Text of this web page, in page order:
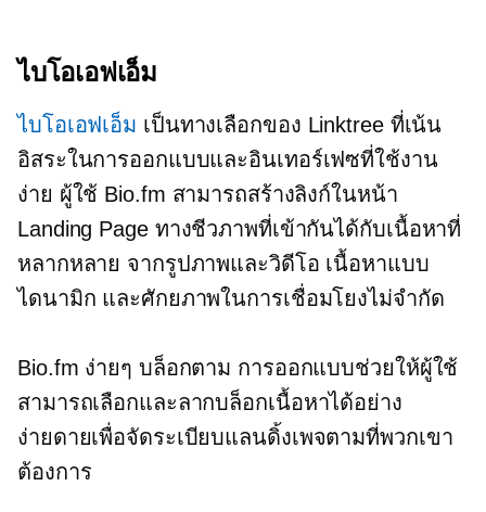
ไบโอเอฟเอ็ม
ไบโอเอฟเอ็ม เป็นทางเลือกของ Linktree ที่เน้น
อิสระในการออกแบบและอินเทอร์เฟซที่ใช้งาน
ง่าย ผู้ใช้ Bio.fm สามารถสร้างลิงก์ในหน้า
Landing Page ทางชีวภาพที่เข้ากันได้กับเนื้อหาที่
หลากหลาย จากรูปภาพและวิดีโอ เนื้อหาแบบ
ไดนามิก และศักยภาพในการเชื่อมโยงไม่จำกัด
Bio.fm ง่ายๆ บล็อกตาม การออกแบบช่วยให้ผู้ใช้
สามารถเลือกและลากบล็อกเนื้อหาได้อย่าง
ง่ายดายเพื่อจัดระเบียบแลนดิ้งเพจตามที่พวกเขา
ต้องการ